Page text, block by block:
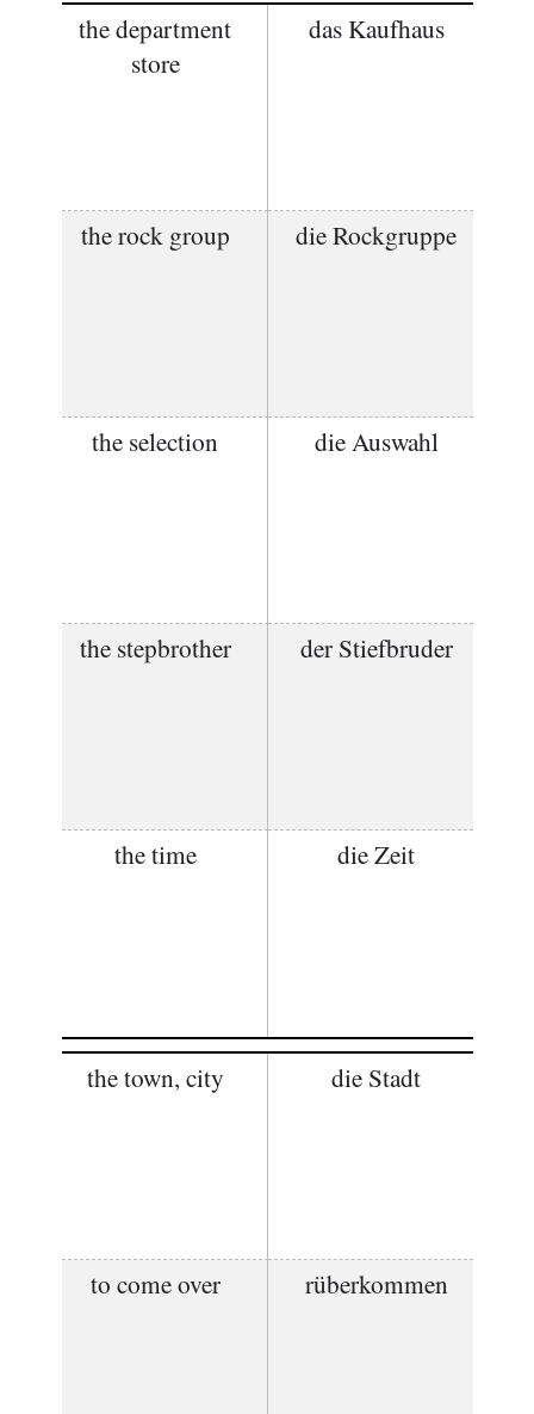
the department
store
das Kaufhaus
the rock group die Rockgruppe
the selection die Auswahl
the stepbrother der Stiefbruder
the time die Zeit
the town, city die Stadt
to come over rüberkommen